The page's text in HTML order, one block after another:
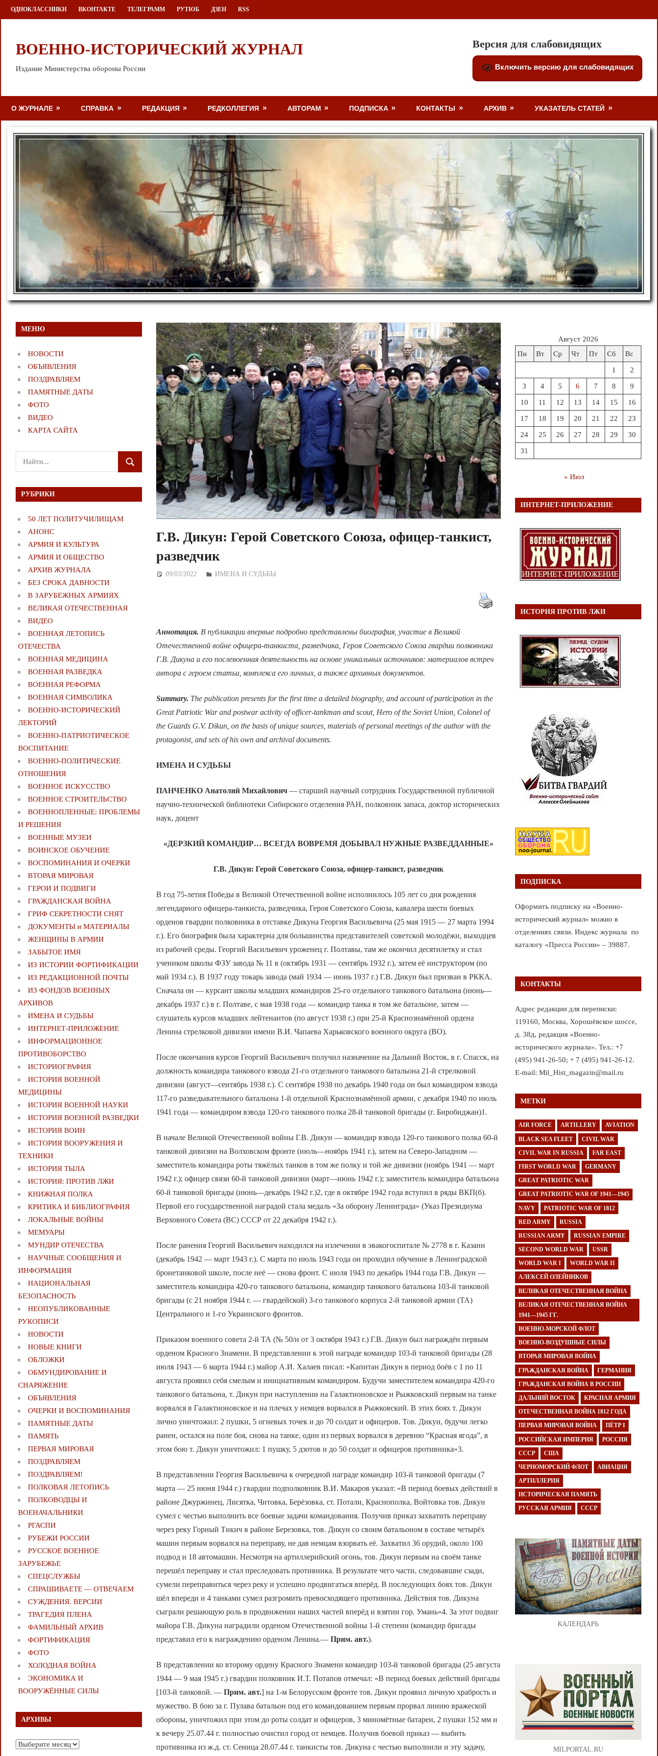
Перейти
к
ОДНОКЛАССНИКИ ВКОНТАКТЕ ТЕЛЕГРАММ РУТЮБ ДЗЕН RSS
ВОЕННО-ИСТОРИЧЕСКИЙ ЖУРНАЛ
Издание Министерства обороны России
Версия для слабовидящих
Включить версию для слабовидящих
О ЖУРНАЛЕ СПРАВКА РЕДАКЦИЯ РЕДКОЛЛЕГИЯ АВТОРАМ ПОДПИСКА КОНТАКТЫ АРХИВ УКАЗАТЕЛЬ СТАТЕЙ
Г.В. Дикун: Герой Советского Союза, офицер-танкист,
разведчик
09/03/2022 Дежурный по Редакции
ИМЕНА И СУДЬБЫ
Аннотация. В публикации впервые подробно представлены биография, участие в Великой
Отечественной войне офицера-танкиста, разведчика, Героя Советского Союза гвардии полковника
Г.В. Дикуна и его послевоенная деятельность на основе уникальных источников: материалов встреч
автора с героем статьи, комплекса его личных, а также архивных документов.
Summary. The publication presents for the first time a detailed biography, and account of participation in the
Great Patriotic War and postwar activity of officer-tankman and scout, Hero of the Soviet Union, Colonel of
the Guards G.V. Dikun, on the basis of unique sources, materials of personal meetings of the author with the
protagonist, and sets of his own and archival documents.
ИМЕНА И СУДЬБЫ
ПАНЧЕНКО Анатолий Михайлович — старший научный сотрудник Государственной публичной
научно-технической библиотеки Сибирского отделения РАН, полковник запаса, доктор исторических
наук, доцент
«ДЕРЗКИЙ КОМАНДИР… ВСЕГДА ВОВРЕМЯ ДОБЫВАЛ НУЖНЫЕ РАЗВЕДДАННЫЕ»
Г.В. Дикун: Герой Советского Союза, офицер-танкист, разведчик
В год 75-летия Победы в Великой Отечественной войне исполнилось 105 лет со дня рождения
легендарного офицера-танкиста, разведчика, Героя Советского Союза, кавалера шести боевых
орденов гвардии полковника в отставке Дикуна Георгия Васильевича (25 мая 1915 — 27 марта 1994
г.). Его биография была характерна для большинства представителей советской молодёжи, выходцев
из рабочей среды. Георгий Васильевич уроженец г. Полтавы, там же окончил десятилетку и стал
учеником школы ФЗУ завода № 11 в (октябрь 1931 — сентябрь 1932 г.), затем её инструктором (по
май 1934 г.). В 1937 году токарь завода (май 1934 — июнь 1937 г.) Г.В. Дикун был призван в РККА.
Сначала он — курсант школы младших командиров 25-го отдельного танкового батальона (июнь—
декабрь 1937 г.) в г. Полтаве, с мая 1938 года — командир танка в том же батальоне, затем —
слушатель курсов младших лейтенантов (по август 1938 г.) при 25-й Краснознамённой ордена
Ленина стрелковой дивизии имени В.И. Чапаева Харьковского военного округа (ВО).
После окончания курсов Георгий Васильевич получил назначение на Дальний Восток, в г. Спасск, на
должность командира танкового взвода 21-го отдельного танкового батальона 21-й стрелковой
дивизии (август—сентябрь 1938 г.). С сентября 1938 по декабрь 1940 года он был командиром взвода
117-го разведывательного батальона 1-й отдельной Краснознамённой армии, с декабря 1940 по июль
1941 года — командиром взвода 120-го танкового полка 28-й танковой бригады (г. Биробиджан)1.
В начале Великой Отечественной войны Г.В. Дикун — командир взвода 120-го танкового полка 60-й
танковой дивизии на Волховском фронте (июль—ноябрь 1941 г.), затем на Северо-Западном —
заместитель командира роты тяжёлых танков в том же полку и той же дивизии (ноябрь 1941 — март
1942 г.); офицер связи 60-й танковой дивизии (март—июнь 1942 г.); заместитель командира батальона
60-й танковой бригады (июнь—декабрь 1942 г.)2, где в октябре 1942 года вступил в ряды ВКП(б).
Первой его государственной наградой стала медаль «За оборону Ленинграда» (Указ Президиума
Верховного Совета (ВС) СССР от 22 декабря 1942 г.).
После ранения Георгий Васильевич находился на излечении в эвакогоспитале № 2778 в г. Казани
(декабрь 1942 — март 1943 г.). С марта по июль 1943 года он проходил обучение в Ленинградской
бронетанковой школе, после неё — снова фронт. С июля 1943 по декабрь 1944 года Г.В. Дикун —
заместитель командира 420-го танкового батальона, командир танкового батальона 103-й танковой
бригады (с 21 ноября 1944 г. — гвардейской) 3-го танкового корпуса 2-й танковой армии (ТА)
Центрального и 1-го Украинского фронтов.
Приказом военного совета 2-й ТА (№ 50/н от 3 октября 1943 г.) Г.В. Дикун был награждён первым
орденом Красного Знамени. В представлении к этой награде командир 103-й танковой бригады (28
июля 1943 — 6 марта 1944 г.) майор А.И. Халаев писал: «Капитан Дикун в период боёв с 1 по 11
августа проявил себя смелым и инициативным командиром. Будучи заместителем командира 420-го
танкового батальона, т. Дикун при наступлении на Галактионовское и Рыжковский первым на танке
ворвался в Галактионовское и на плечах у немцев ворвался в Рыжковский. В этих боях т. Дикун
лично уничтожил: 2 пушки, 5 огневых точек и до 70 солдат и офицеров. Тов. Дикун, будучи легко
ранен, остался на поле боя, снова на танке, один из первых ворвался в деревню “Красная ягода”, в
этом бою т. Дикун уничтожил: 1 пушку, 5 дзотов и до 50 солдат и офицеров противника»3.
В представлении Георгия Васильевича к очередной награде командир 103-й танковой бригады (7
марта — 25 июня 1944 г.) гвардии подполковник В.И. Макаров указал: «В период боевых действий в
районе Джуржинец, Лисятка, Читовка, Берёзовка, ст. Потали, Краснополка, Войтовка тов. Дикун
сумел с честью выполнить все боевые задачи командования. Получив приказ захватить переправу
через реку Горный Тикич в районе Березовка, тов. Дикун со своим батальоном в составе четырёх
машин первым ворвался на переправу, не дав немцам взорвать её. Захватил 36 орудий, около 100
подвод и 18 автомашин. Несмотря на артиллерийский огонь, тов. Дикун первым на своём танке
перешёл переправу и стал преследовать противника. В результате чего части, следовавшие сзади,
сумели переправиться через реку и успешно продвигаться вперёд. В последующих боях тов. Дикун
шёл впереди и 4 танками сумел разгромить превосходящего противника. Действия тов. Дикуна
сыграли решающую роль в продвижении наших частей вперёд и взятии гор. Умань»4. За этот подвиг
майора Г.В. Дикуна наградили орденом Отечественной войны 1-й степени (командир бригады
представил его к награждению орденом Ленина.—Прим. авт.).
В представлении ко второму ордену Красного Знамени командир 103-й танковой бригады (25 августа
1944 — 9 мая 1945 г.) гвардии полковник И.Т. Потапов отмечал: «В период боевых действий бригады
[103-й танковой. —Прим. авт.] на 1-м Белорусском фронте тов. Дикун проявил личную храбрость и
мужество. В бою за г. Пулава батальон под его командованием первым прорвал линию вражеской
обороны, уничтожил при этом до роты солдат и офицеров, 3 миномётные батареи, 2 пушки 152 мм и
к вечеру 25.07.44 г. полностью очистил город от немцев. Получив боевой приказ — выбить
противника из ж.д. ст. Сеница 28.07.44 г. танкисты тов. Дикуна с честью выполнили и эту задачу,
МЕНЮ
НОВОСТИ
ОБЪЯВЛЕНИЯ
ПОЗДРАВЛЯЕМ
ПАМЯТНЫЕ ДАТЫ
ФОТО
ВИДЕО
КАРТА САЙТА
Поиск
для:
ПОИСК
РУБРИКИ
50 ЛЕТ ПОЛИТУЧИЛИЩАМ
АНОНС
АРМИЯ И КУЛЬТУРА
АРМИЯ И ОБЩЕСТВО
АРХИВ ЖУРНАЛА
БЕЗ СРОКА ДАВНОСТИ
В ЗАРУБЕЖНЫХ АРМИЯХ
ВЕЛИКАЯ ОТЕЧЕСТВЕННАЯ
ВИДЕО
ВОЕННАЯ ЛЕТОПИСЬ
ОТЕЧЕСТВА
ВОЕННАЯ МЕДИЦИНА
ВОЕННАЯ РАЗВЕДКА
ВОЕННАЯ РЕФОРМА
ВОЕННАЯ СИМВОЛИКА
ВОЕННО-ИСТОРИЧЕСКИЙ
ЛЕКТОРИЙ
ВОЕННО-ПАТРИОТИЧЕСКОЕ
ВОСПИТАНИЕ
ВОЕННО-ПОЛИТИЧЕСКИE
ОТНОШЕНИЯ
ВОЕННОЕ ИСКУССТВО
ВОЕННОЕ СТРОИТЕЛЬСТВО
ВОЕННОПЛЕННЫЕ: ПРОБЛЕМЫ
И РЕШЕНИЯ
ВОЕННЫЕ МУЗЕИ
ВОИНСКОЕ ОБУЧЕНИЕ
ВОСПОМИНАНИЯ И ОЧЕРКИ
ВТОРАЯ МИРОВАЯ
ГЕРОИ И ПОДВИГИ
ГРАЖДАНСКАЯ ВОЙНА
ГРИФ СЕКРЕТНОСТИ СНЯТ
ДОКУМЕНТЫ и МАТЕРИАЛЫ
ЖЕНЩИНЫ В АРМИИ
ЗАБЫТОЕ ИМЯ
ИЗ ИСТОРИИ ФОРТИФИКАЦИИ
ИЗ РЕДАКЦИОННОЙ ПОЧТЫ
ИЗ ФОНДОВ ВОЕННЫХ
АРХИВОВ
ИМЕНА И СУДЬБЫ
ИНТЕРНЕТ-ПРИЛОЖЕНИЕ
ИНФОРМАЦИОННОЕ
ПРОТИВОБОРСТВО
ИСТОРИОГРАФИЯ
ИСТОРИЯ ВОЕННОЙ
МЕДИЦИНЫ
ИСТОРИЯ ВОЕННОЙ НАУКИ
ИСТОРИЯ ВОЕННОЙ РАЗВЕДКИ
ИСТОРИЯ ВОИН
ИСТОРИЯ ВООРУЖЕНИЯ И
ТЕХНИКИ
ИСТОРИЯ ТЫЛА
ИСТОРИЯ: ПРОТИВ ЛЖИ
КНИЖНАЯ ПОЛКА
КРИТИКА И БИБЛИОГРАФИЯ
ЛОКАЛЬНЫЕ ВОЙНЫ
МЕМУАРЫ
МУНДИР ОТЕЧЕСТВА
НАУЧНЫЕ СООБЩЕНИЯ И
ИНФОРМАЦИЯ
НАЦИОНАЛЬНАЯ
БЕЗОПАСНОСТЬ
НЕОПУБЛИКОВАННЫЕ
РУКОПИСИ
НОВОСТИ
НОВЫЕ КНИГИ
ОБЛОЖКИ
ОБМУНДИРОВАНИЕ И
СНАРЯЖЕНИЕ
ОБЪЯВЛЕНИЯ
ОЧЕРКИ И ВОСПОМИНАНИЯ
ПАМЯТНЫЕ ДАТЫ
ПАМЯТЬ
ПЕРВАЯ МИРОВАЯ
ПОЗДРАВЛЯЕМ
ПОЗДРАВЛЯЕМ!
ПОЛКОВАЯ ЛЕТОПИСЬ
ПОЛКОВОДЦЫ И
ВОЕНАЧАЛЬНИКИ
РГАСПИ
РУБЕЖИ РОССИИ
РУССКОЕ ВОЕННОЕ
ЗАРУБЕЖЬЕ
СПЕЦСЛУЖБЫ
СПРАШИВАЕТЕ — ОТВЕЧАЕМ
СУЖДЕНИЯ. ВЕРСИИ
ТРАГЕДИЯ ПЛЕНА
ФАМИЛЬНЫЙ АРХИВ
ФОРТИФИКАЦИЯ
ФОТО
ХОЛОДНАЯ ВОЙНА
ЭКОНОМИКА И
ВООРУЖЁННЫЕ СИЛЫ
АРХИВЫ
Архивы
Август 2026
Пн
Вт Ср Чт Пт Сб Вс
1 2
3 4 5 6 7 8 9
10 11 12 13 14 15 16
17 18 19 20 21 22 23
24 25 26 27 28 29 30
31
« Июл
ИНТЕРНЕТ-ПРИЛОЖЕНИЕ
ИСТОРИЯ ПРОТИВ ЛЖИ
ПОДПИСКА
Оформить подписку на «Военно-
исторический журнал» можно в
отделениях связи. Индекс журнала по
каталогу «Пресса России» – 39887.
КОНТАКТЫ
Адрес редакции для переписки:
119160, Москва, Хорошёвское шоссе,
д. 38д, редакция «Военно-
исторического журнала». Тел.: +7
(495) 941-26-50; + 7 (495) 941-26-12.
E-mail: Mil_Hist_magazin@mail.ru
МЕТКИ
AIR FORCE ARTILLERY AVIATION
BLACK SEA FLEET CIVIL WAR
CIVIL WAR IN RUSSIA FAR EAST
FIRST WORLD WAR GERMANY
GREAT PATRIOTIC WAR
GREAT PATRIOTIC WAR OF 1941—1945
NAVY PATRIOTIC WAR OF 1812
RED ARMY RUSSIA
RUSSIAN ARMY RUSSIAN EMPIRE
SECOND WORLD WAR USSR
WORLD WAR I WORLD WAR II
АЛЕКСЕЙ ОЛЕЙНИКОВ
ВЕЛИКАЯ ОТЕЧЕСТВЕННАЯ ВОЙНА
ВЕЛИКАЯ ОТЕЧЕСТВЕННАЯ ВОЙНА
1941—1945 ГГ.
ВОЕННО-МОРСКОЙ ФЛОТ
ВОЕННО-ВОЗДУШНЫЕ СИЛЫ
ВТОРАЯ МИРОВАЯ ВОЙНА
ГРАЖДАНСКАЯ ВОЙНА ГЕРМАНИЯ
ГРАЖДАНСКАЯ ВОЙНА В РОССИИ
ДАЛЬНИЙ ВОСТОК КРАСНАЯ АРМИЯ
ОТЕЧЕСТВЕННАЯ ВОЙНА 1812 ГОДА
ПЕРВАЯ МИРОВАЯ ВОЙНА ПЁТР I
РОССИЙСКАЯ ИМПЕРИЯ РОССИЯ
СССР США
ЧЕРНОМОРСКИЙ ФЛОТ АВИАЦИЯ
АРТИЛЛЕРИЯ
ИСТОРИЧЕСКАЯ ПАМЯТЬ
РУССКАЯ АРМИЯ СССР
КАЛЕНДАРЬ
MILPORTAL.RU